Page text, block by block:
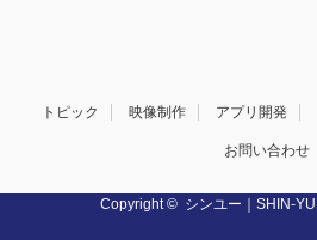
トピック 映像制作 アプリ開発
お問い合わせ
Copyright © シンユー｜SHIN-